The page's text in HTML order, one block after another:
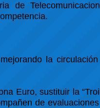
de
la
Euro, sustituir la
de